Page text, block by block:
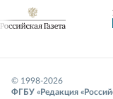
© 1998-2026
ФГБУ «Редакция